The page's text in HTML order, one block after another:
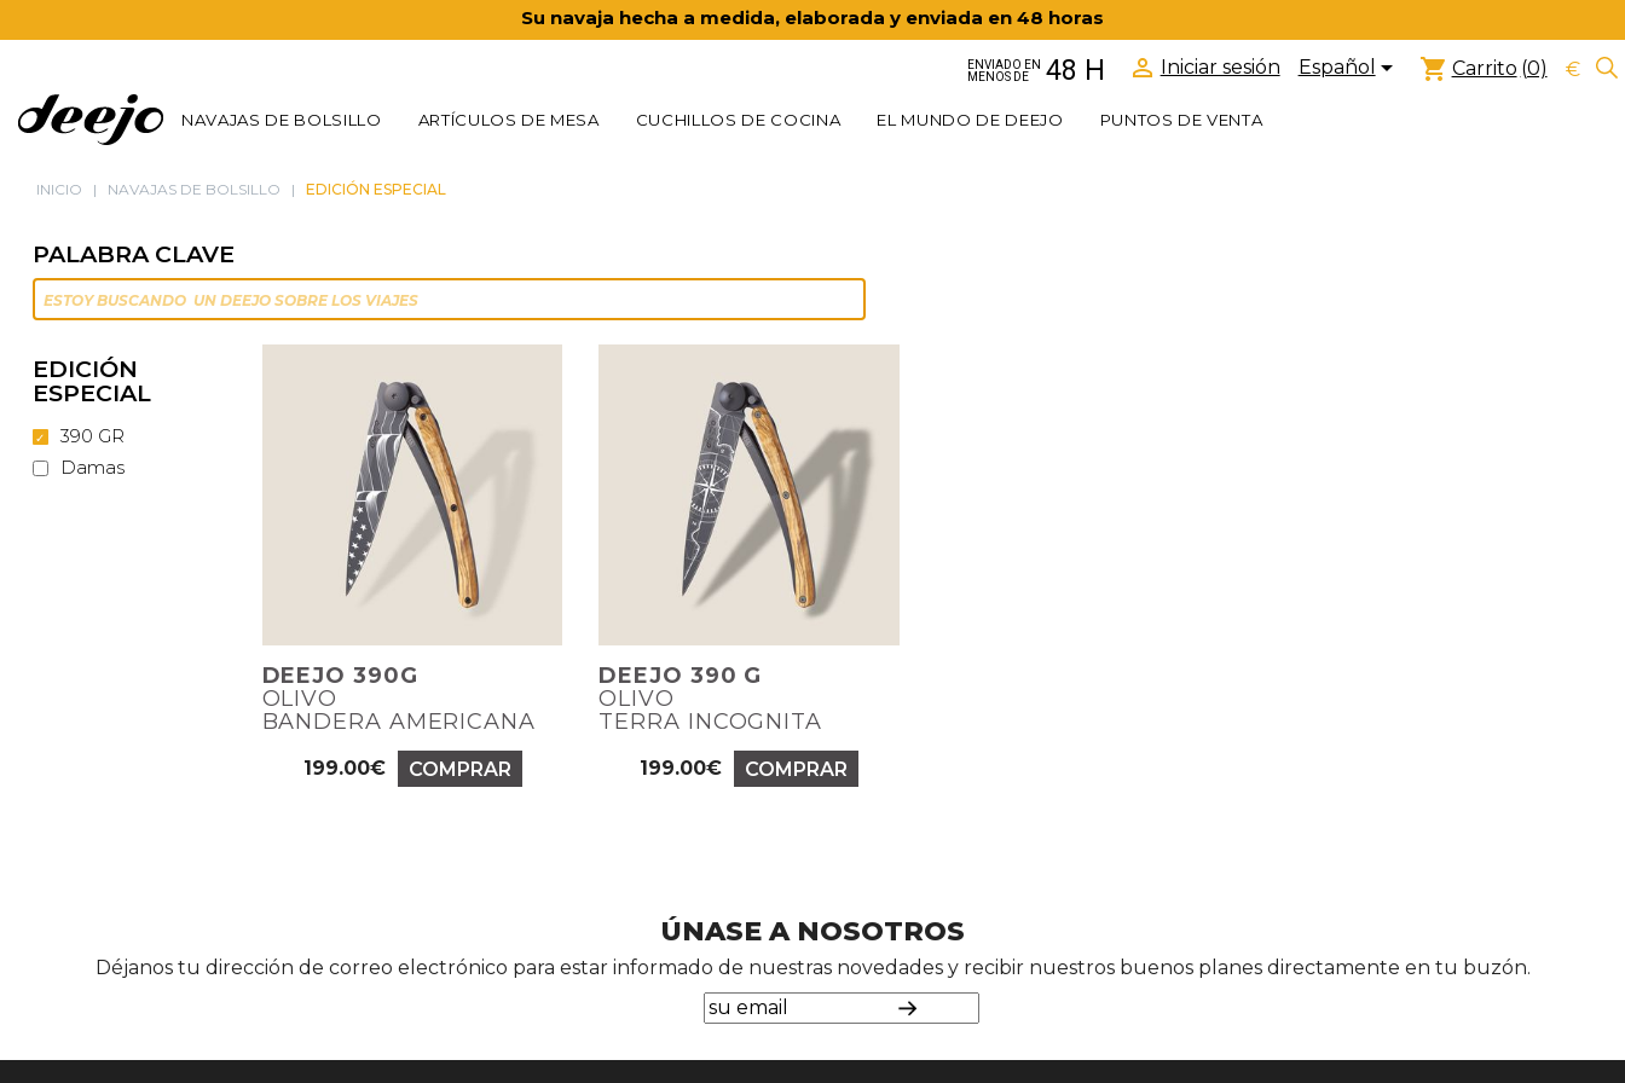
Su navaja hecha a medida, elaborada y enviada en 48 horas
NAVAJAS DE BOLSILLO ARTÍCULOS DE MESA CUCHILLOS DE COCINA EL MUNDO DE DEEJO PUNTOS DE VENTA
ENVIADO EN
MENOS DE
48 H  Iniciar sesión Español shopping_cart Carrito (0) €
INICIO NAVAJAS DE BOLSILLO EDICIÓN ESPECIAL
PALABRA CLAVE
EDICIÓN
ESPECIAL
390 GR
Damas
DEEJO 390G
OLIVO
BANDERA AMERICANA
Precio
199.00€ COMPRAR
DEEJO 390 G
OLIVO
TERRA INCOGNITA
Precio
199.00€ COMPRAR
ÚNASE A NOSOTROS
Déjanos tu dirección de correo electrónico para estar informado de nuestras novedades y recibir nuestros buenos planes directamente en tu buzón.